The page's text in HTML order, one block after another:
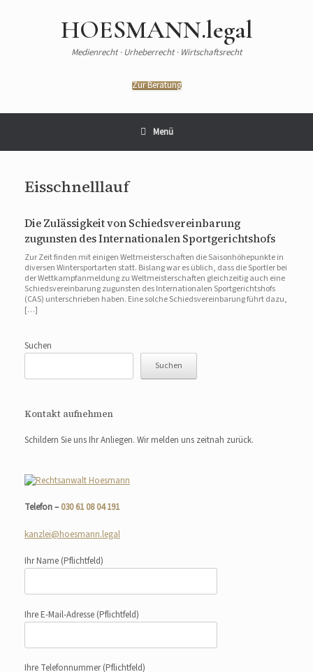
HOESMANN.legal
Medienrecht · Urheberrecht · Wirtschaftsrecht
Zur Beratung
Menü
Eisschnelllauf
Die Zulässigkeit von Schiedsvereinbarung
zugunsten des Internationalen Sportgerichtshofs
Zur Zeit finden mit einigen Weltmeisterschaften die Saisonhöhepunkte in
diversen Wintersportarten statt. Bislang war es üblich, dass die Sportler bei
der Wettkampfanmeldung zu Weltmeisterschaften gleichzeitig auch eine
Schiedsvereinbarung zugunsten des Internationalen Sportgerichtshofs
(CAS) unterschrieben haben. Eine solche Schiedsvereinbarung führt dazu,
[…]
Suchen
Suchen
Kontakt aufnehmen
Schildern Sie uns Ihr Anliegen. Wir melden uns zeitnah zurück.
Telefon –030 61 08 04 191
kanzlei@hoesmann.legal
Ihr Name (Pflichtfeld)
Ihre E-Mail-Adresse (Pflichtfeld)
Ihre Telefonnummer(Pflichtfeld)